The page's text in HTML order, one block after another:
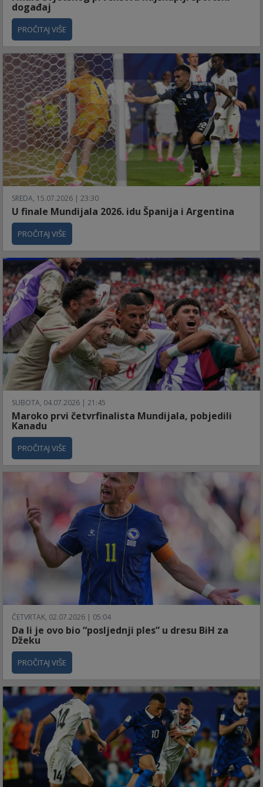
događaj
PROČITAJ VIŠE
SREDA, 15.07.2026 | 23:30
U finale Mundijala 2026. idu Španija i Argentina
PROČITAJ VIŠE
SUBOTA, 04.07.2026 | 21:45
Maroko prvi četvrfinalista Mundijala, pobjedili
Kanadu
PROČITAJ VIŠE
ČETVRTAK, 02.07.2026 | 05:04
Da li je ovo bio “posljednji ples” u dresu BiH za
Džeku
PROČITAJ VIŠE